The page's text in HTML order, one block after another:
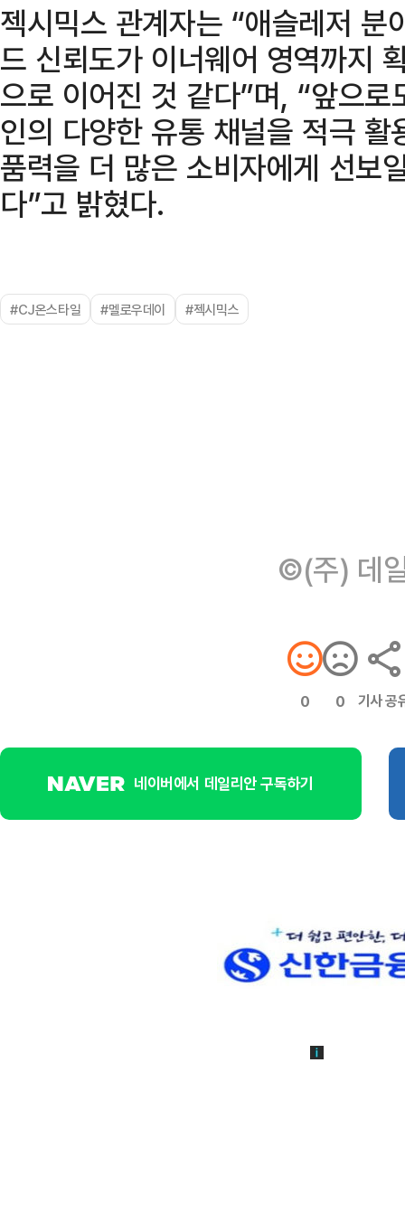
젝시믹스 관계자는 “애슬레저
드 신뢰도가 이너웨어 영역까지
으로 이어진 것 같다”며, “앞으로
인의 다양한 유통 채널을 적극
품력을 더 많은 소비자에게 선보
다”고 밝혔다.
#CJ온스타일 #멜로우데이 #젝시믹스
©(주) 데
0 0 기사 공
네이버에서 데일리안 구독하기